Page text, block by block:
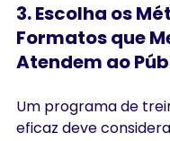
3. Escolha os
Formatos que
Atendem ao
Um programa de
eficaz deve